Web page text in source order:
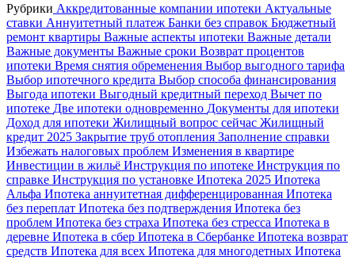
Рубрики Аккредитованные компании ипотеки Актуальные
ставки Аннуитетный платеж Банки без справок Бюджетный
ремонт квартиры Важные аспекты ипотеки Важные детали
Важные документы Важные сроки Возврат процентов
ипотеки Время снятия обременения Выбор выгодного тарифа
Выбор ипотечного кредита Выбор способа финансирования
Выгода ипотеки Выгодный кредитный переход Вычет по
ипотеке Две ипотеки одновременно Документы для ипотеки
Доход для ипотеки Жилищный вопрос сейчас Жилищный
кредит 2025 Закрытие труб отопления Заполнение справки
Избежать налоговых проблем Изменения в квартире
Инвестиции в жильё Инструкция по ипотеке Инструкция по
справке Инструкция по установке Ипотека 2025 Ипотека
Альфа Ипотека аннуитетная дифференцированная Ипотека
без переплат Ипотека без подтверждения Ипотека без
проблем Ипотека без страха Ипотека без стресса Ипотека в
деревне Ипотека в сбер Ипотека в Сбербанке Ипотека возврат
средств Ипотека для всех Ипотека для многодетных Ипотека